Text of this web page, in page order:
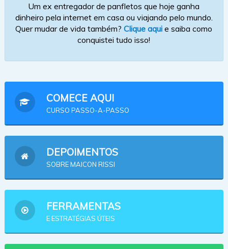
Um ex entregador de panfletos que hoje ganha
dinheiro pela internet em casa ou viajando pelo mundo.
Quer mudar de vida também?Clique aqui e saiba como
conquistei tudo isso!
COMECE AQUI
CURSO PASSO-A-PASSO
DEPOIMENTOS
SOBRE MAICON RISSI
FERRAMENTAS
E ESTRATÉGIAS ÚTEIS